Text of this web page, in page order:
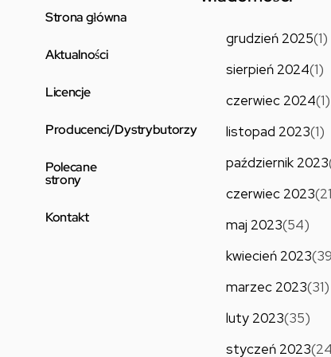
Strona główna
Aktualności
Licencje
Producenci/Dystrybutorzy
Polecane
strony
Kontakt
grudzień 2025(1)
sierpień 2024(1)
czerwiec 2024(1)
listopad 2023(1)
październik 2023
czerwiec 2023
maj 2023(54)
kwiecień 2023
marzec 2023(31)
luty 2023(35)
styczeń 2023